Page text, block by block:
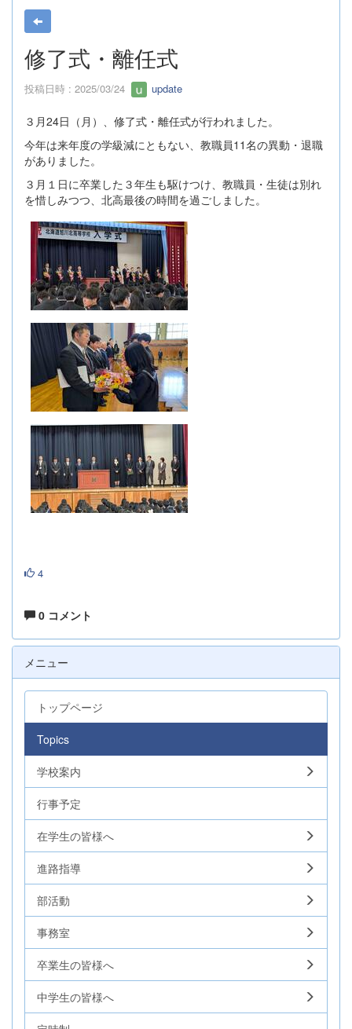
修了式・離任式
投稿日時 : 2025/03/24 update
３月24日（月）、修了式・離任式が行われました。
今年は来年度の学級減にともない、教職員11名の異動・退職
がありました。
３月１日に卒業した３年生も駆けつけ、教職員・生徒は別れ
を惜しみつつ、北高最後の時間を過ごしました。
4
0 コメント
メニュー
トップページ
Topics
学校案内
行事予定
在学生の皆様へ
進路指導
部活動
事務室
卒業生の皆様へ
中学生の皆様へ